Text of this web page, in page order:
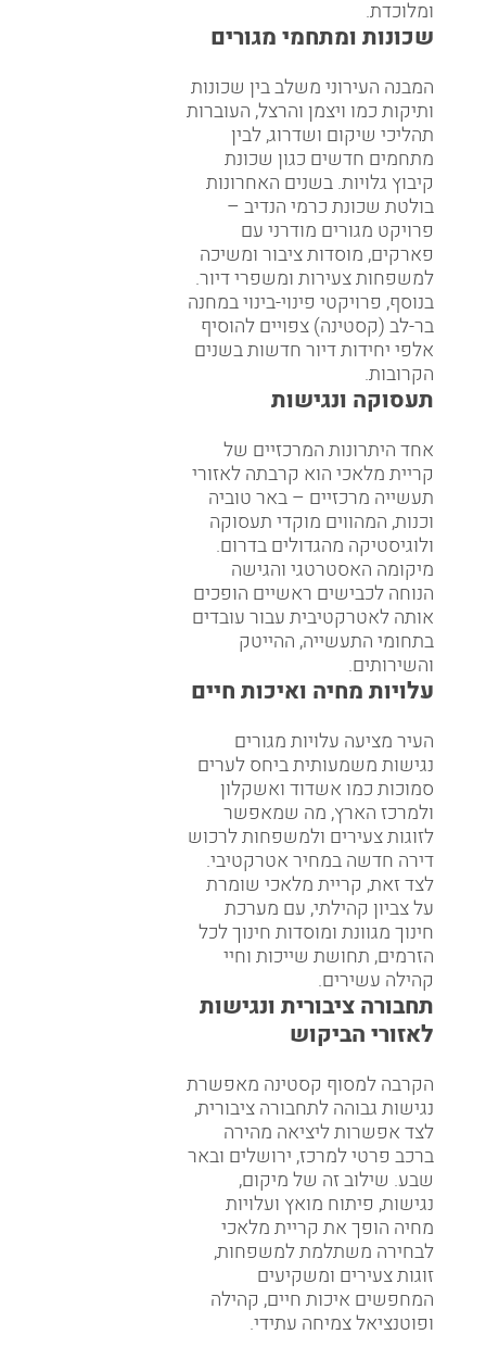
ומלוכדת.
שכונות ומתחמי מגורים
המבנה העירוני משלב בין שכונות
ותיקות כמו ויצמן והרצל, העוברות
תהליכי שיקום ושדרוג, לבין
מתחמים חדשים כגון שכונת
קיבוץ גלויות. בשנים האחרונות
בולטת שכונת כרמי הנדיב –
פרויקט מגורים מודרני עם
פארקים, מוסדות ציבור ומשיכה
למשפחות צעירות ומשפרי דיור.
בנוסף, פרויקטי פינוי-בינוי במחנה
בר-לב (קסטינה) צפויים להוסיף
אלפי יחידות דיור חדשות בשנים
הקרובות.
תעסוקה ונגישות
אחד היתרונות המרכזיים של
קריית מלאכי הוא קרבתה לאזורי
תעשייה מרכזיים – באר טוביה
וכנות, המהווים מוקדי תעסוקה
ולוגיסטיקה מהגדולים בדרום.
מיקומה האסטרטגי והגישה
הנוחה לכבישים ראשיים הופכים
אותה לאטרקטיבית עבור עובדים
בתחומי התעשייה, ההייטק
והשירותים.
עלויות מחיה ואיכות חיים
העיר מציעה עלויות מגורים
נגישות משמעותית ביחס לערים
סמוכות כמו אשדוד ואשקלון
ולמרכז הארץ, מה שמאפשר
לזוגות צעירים ולמשפחות לרכוש
דירה חדשה במחיר אטרקטיבי.
לצד זאת, קריית מלאכי שומרת
על צביון קהילתי, עם מערכת
חינוך מגוונת ומוסדות חינוך לכל
הזרמים, תחושת שייכות וחיי
קהילה עשירים.
תחבורה ציבורית ונגישות
לאזורי הביקוש
הקרבה למסוף קסטינה מאפשרת
נגישות גבוהה לתחבורה ציבורית,
לצד אפשרות ליציאה מהירה
ברכב פרטי למרכז, ירושלים ובאר
שבע. שילוב זה של מיקום,
נגישות, פיתוח מואץ ועלויות
מחיה הופך את קריית מלאכי
לבחירה משתלמת למשפחות,
זוגות צעירים ומשקיעים
המחפשים איכות חיים, קהילה
ופוטנציאל צמיחה עתידי.